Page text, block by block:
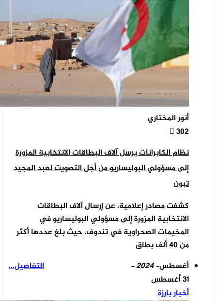
أنور المختاري
302
نظام الكابرانات يرسل آلاف البطاقات الانتخابية المزورة
إلى مسؤولي البوليساريو من أجل التصويت لعبد المجيد
تبون
كشفت مصادر إعلامية، عن إرسال آلاف البطاقات
الانتخابية المزورة إلى مسؤولي البوليساريو في
المخيمات الصحراوية في تندوف، حيث بلغ عددها أكثر
من 40 ألف بطاق
التفاصيل...
أغسطس- 2024 -
31 أغسطس
أخبار بارزة